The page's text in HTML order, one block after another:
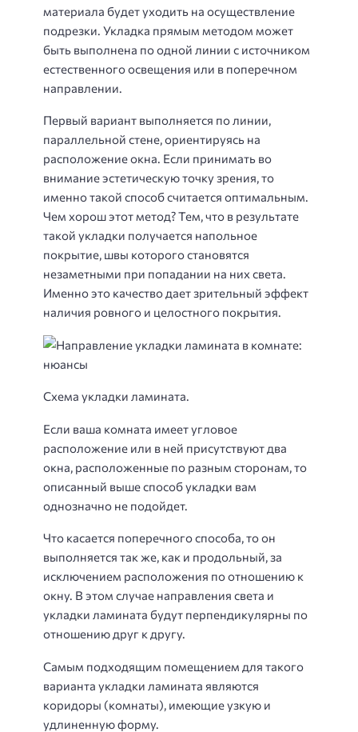
материала будет уходить на осуществление
подрезки. Укладка прямым методом может
быть выполнена по одной линии с источником
естественного освещения или в поперечном
направлении.
Первый вариант выполняется по линии,
параллельной стене, ориентируясь на
расположение окна. Если принимать во
внимание эстетическую точку зрения, то
именно такой способ считается оптимальным.
Чем хорош этот метод? Тем, что в результате
такой укладки получается напольное
покрытие, швы которого становятся
незаметными при попадании на них света.
Именно это качество дает зрительный эффект
наличия ровного и целостного покрытия.
Схема укладки ламината.
Если ваша комната имеет угловое
расположение или в ней присутствуют два
окна, расположенные по разным сторонам, то
описанный выше способ укладки вам
однозначно не подойдет.
Что касается поперечного способа, то он
выполняется так же, как и продольный, за
исключением расположения по отношению к
окну. В этом случае направления света и
укладки ламината будут перпендикулярны по
отношению друг к другу.
Самым подходящим помещением для такого
варианта укладки ламината являются
коридоры (комнаты), имеющие узкую и
удлиненную форму.